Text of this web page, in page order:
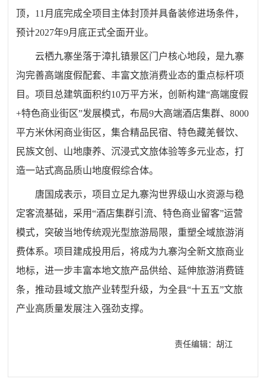
顶， 11 月底完成全项目主体封顶并具备装修进场条件，
预计2027年9月底正式全面开业。
云栖九寨坐落于漳扎镇景区门户核心地段，是九寨
沟完善高端度假配套、丰富文旅消费业态的重点标杆项
目。项目总建筑面积约10万平方米，创新构建“高端度假
+特色商业街区”发展模式，布局9大高端酒店集群、8000
平方米休闲商业街区，集合精品民宿、特色藏羌餐饮、
民族文创、山地康养、沉浸式文旅体验等多元业态，打
造一站式高品质山地度假综合体。
唐国成表示，项目立足九寨沟世界级山水资源与稳
定客流基础，采用“酒店集群引流、特色商业留客”运营
模式，突破当地传统观光型旅游局限，重塑全域旅游消
费体系。项目建成投用后，将成为九寨沟全新文旅商业
地标，进一步丰富本地文旅产品供给、延伸旅游消费链
条，推动县域文旅产业转型升级，为全县“十五五”文旅
产业高质量发展注入强劲支撑。
责任编辑：胡江